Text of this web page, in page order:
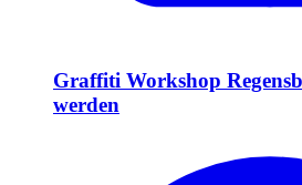
Graffiti Workshop
werden